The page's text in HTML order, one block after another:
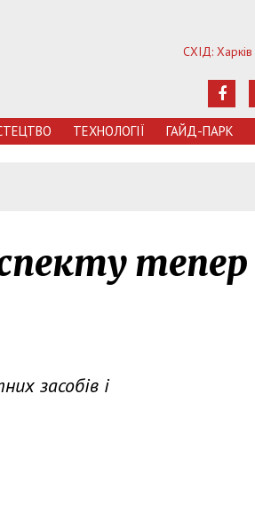
СХІД: Харків
ТЕХНОЛОГIЇ ГАЙД-ПАРК
тепер
засобів і